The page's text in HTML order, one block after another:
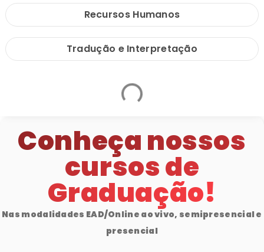
Recursos Humanos
Tradução e Interpretação
Conheça nossos
cursos de
Graduação!
Nas modalidades EAD/Online ao vivo, semipresencial e
presencial